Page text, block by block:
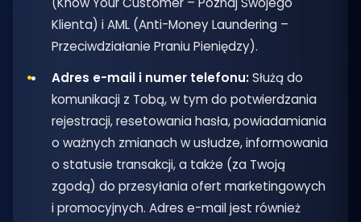
Klienta) i AML (Anti-Money Laundering –
Przeciwdziałanie Praniu Pieniędzy).
Adres e-mail i numer telefonu:Służą do
komunikacji z Tobą, w tym do potwierdzania
rejestracji, resetowania hasła, powiadamiania
o ważnych zmianach w usłudze, informowania
o statusie transakcji, a także (za Twoją
zgodą) do przesyłania ofert marketingowych
i promocyjnych. Adres e-mail jest również